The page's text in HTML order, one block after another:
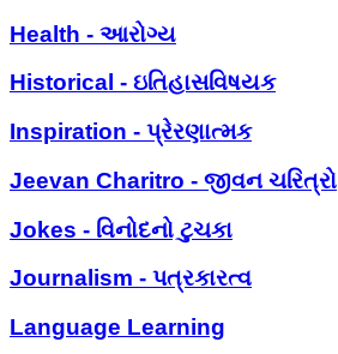
Health - આરોગ્ય
Historical - ઇતિહાસવિષયક
Inspiration - પ્રેરણાત્મક
Jeevan Charitro - જીવન ચરિત્રો
Jokes - વિનોદનો ટુચકા
Journalism - પત્રકારત્વ
Language Learning